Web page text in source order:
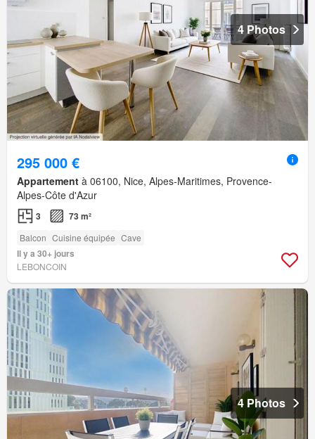
4 Photos
295 000 €
Appartement à 06100, Nice, Alpes-Maritimes, Provence-
Alpes-Côte d'Azur
3 73 m²
Balcon Cuisine équipée Cave
Il y a 30+ jours
LEBONCOIN
4 Photos